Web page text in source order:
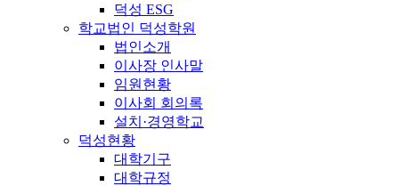
덕성 ESG
학교법인 덕성학원
법인소개
이사장 인사말
임원현황
이사회 회의록
설치·경영학교
덕성현황
대학기구
대학규정